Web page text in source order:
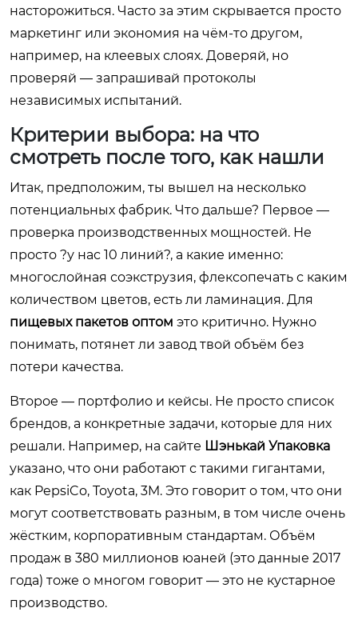
насторожиться. Часто за этим скрывается просто
маркетинг или экономия на чём-то другом,
например, на клеевых слоях. Доверяй, но
проверяй — запрашивай протоколы
независимых испытаний.
Критерии выбора: на что
смотреть после того, как нашли
Итак, предположим, ты вышел на несколько
потенциальных фабрик. Что дальше? Первое —
проверка производственных мощностей. Не
просто ?у нас 10 линий?, а какие именно:
многослойная соэкструзия, флексопечать с каким
количеством цветов, есть ли ламинация. Для
пищевых пакетов оптом это критично. Нужно
понимать, потянет ли завод твой объём без
потери качества.
Второе — портфолио и кейсы. Не просто список
брендов, а конкретные задачи, которые для них
решали. Например, на сайте Шэнькай Упаковка
указано, что они работают с такими гигантами,
как PepsiCo, Toyota, 3M. Это говорит о том, что они
могут соответствовать разным, в том числе очень
жёстким, корпоративным стандартам. Объём
продаж в 380 миллионов юаней (это данные 2017
года) тоже о многом говорит — это не кустарное
производство.